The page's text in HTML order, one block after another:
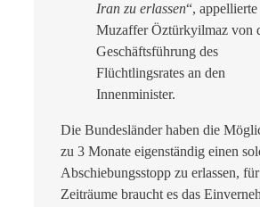
Iran zu erlassen“, appellierte
Muzaffer Öztürkyilmaz von
Geschäftsführung des
Flüchtlingsrates an den
Innenminister.
Die Bundesländer haben die
zu 3 Monate eigenständig einen
Abschiebungsstopp zu erlassen,
Zeiträume braucht es das